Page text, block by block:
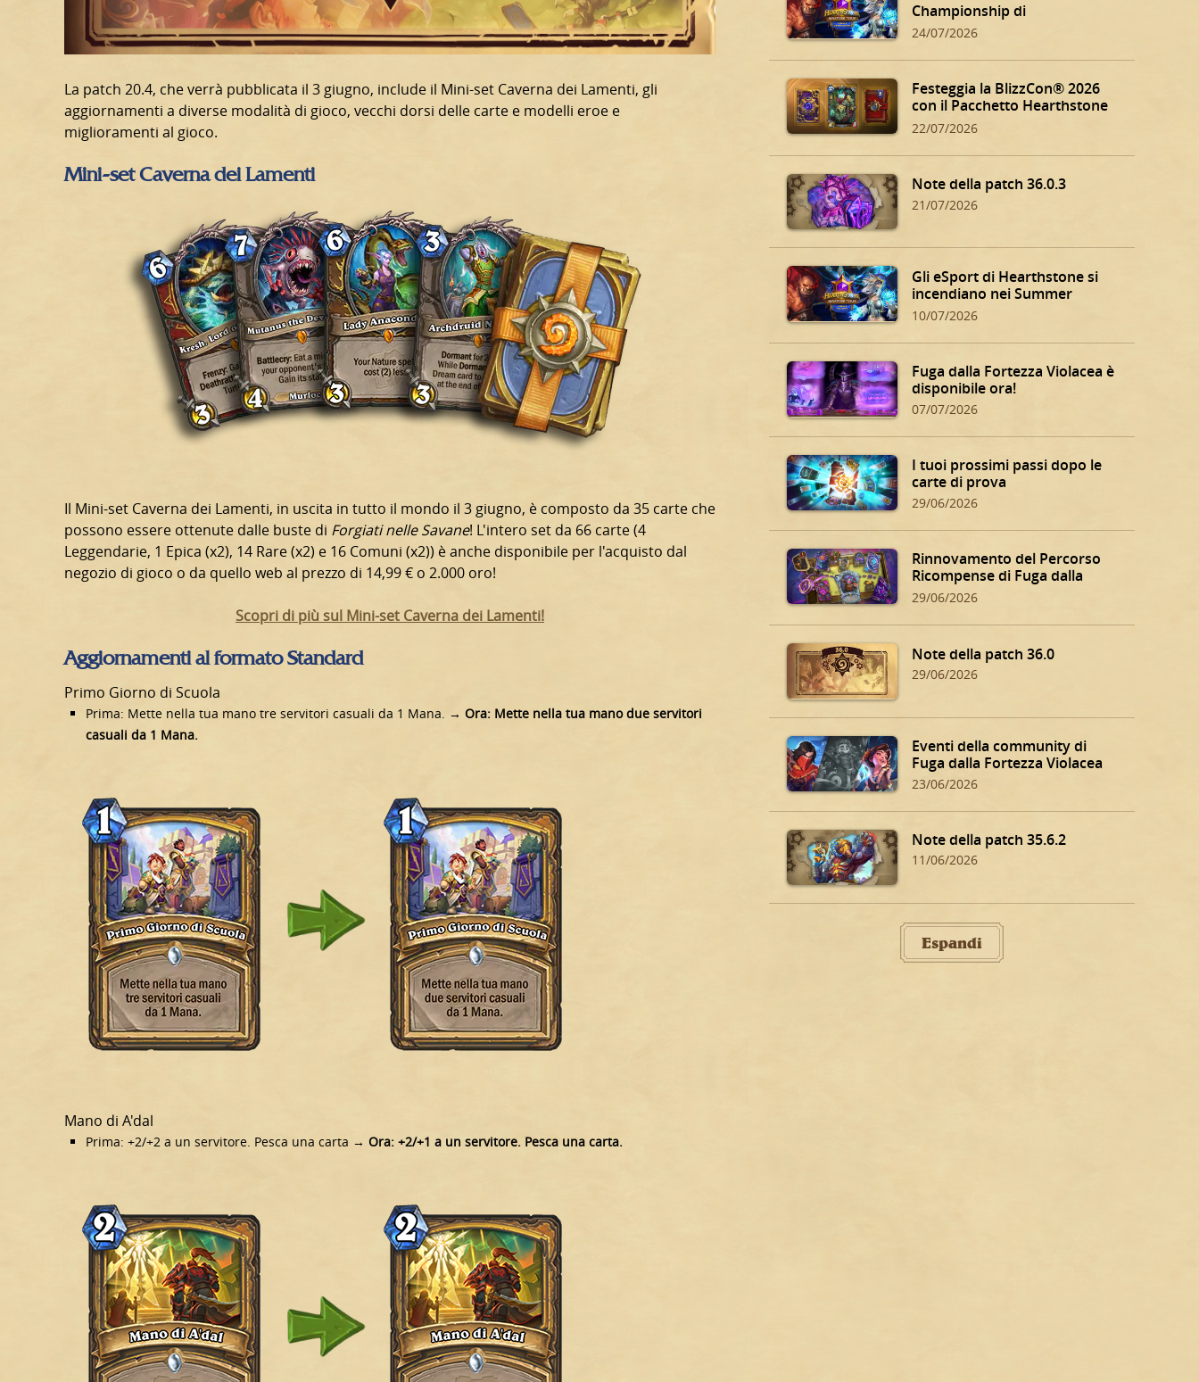
La patch 20.4, che verrà pubblicata il 3 giugno, include il Mini-set Caverna dei Lamenti, gli
aggiornamenti a diverse modalità di gioco, vecchi dorsi delle carte e modelli eroe e
miglioramenti al gioco.
Mini-set Caverna dei Lamenti
Il Mini-set Caverna dei Lamenti, in uscita in tutto il mondo il 3 giugno, è composto da 35 carte che
possono essere ottenute dalle buste di Forgiati nelle Savane! L'intero set da 66 carte (4
Leggendarie, 1 Epica (x2), 14 Rare (x2) e 16 Comuni (x2)) è anche disponibile per l'acquisto dal
negozio di gioco o da quello web al prezzo di 14,99 € o 2.000 oro!
Scopri di più sul Mini-set Caverna dei Lamenti!
Aggiornamenti al formato Standard
Primo Giorno di Scuola
Prima: Mette nella tua mano tre servitori casuali da 1 Mana. → Ora: Mette nella tua mano due servitori
casuali da 1 Mana.
Mano di A'dal
Prima: +2/+2 a un servitore. Pesca una carta → Ora: +2/+1 a un servitore. Pesca una carta.
Championship di
Hearthstone!
24/07/2026
Festeggia la BlizzCon® 2026
con il Pacchetto Hearthstone
BlizzCon!
22/07/2026
Note della patch 36.0.3
21/07/2026
Gli eSport di Hearthstone si
incendiano nei Summer
Playoff!
10/07/2026
Fuga dalla Fortezza Violacea è
disponibile ora!
07/07/2026
I tuoi prossimi passi dopo le
carte di prova
29/06/2026
Rinnovamento del Percorso
Ricompense di Fuga dalla
Fortezza Violacea
29/06/2026
Note della patch 36.0
29/06/2026
Eventi della community di
Fuga dalla Fortezza Violacea
23/06/2026
Note della patch 35.6.2
11/06/2026
Espandi